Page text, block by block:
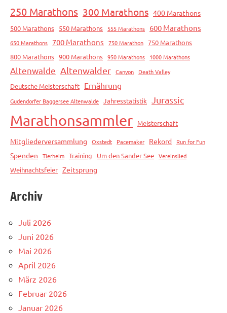
250 Marathons 300 Marathons 400 Marathons
500 Marathons 550 Marathons 555 Marathons 600 Marathons
650 Marathons 700 Marathons 750 Marathon 750 Marathons
800 Marathons 900 Marathons 950 Marathons 1000 Marathons
Altenwalde Altenwalder Canyon Death Valley
Deutsche Meisterschaft Ernährung
Gudendorfer Baggersee Altenwalde Jahresstatistik Jurassic
Marathonsammler Meisterschaft
Mitgliederversammlung Oxstedt Pacemaker Rekord Run for Fun
Spenden Tierheim Training Um den Sander See Vereinslied
Weihnachtsfeier Zeitsprung
Archiv
Juli 2026
Juni 2026
Mai 2026
April 2026
März 2026
Februar 2026
Januar 2026